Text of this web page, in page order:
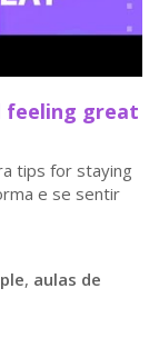
feeling great
tips for staying
e se sentir
, aulas de